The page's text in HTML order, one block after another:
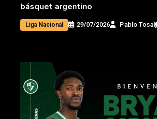
básquet argentino
Liga Nacional 29/07/2026 Pablo Tosal